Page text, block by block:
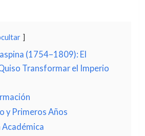
(1754–1809): El
Transformar el Imperio
y Primeros Años
Académica